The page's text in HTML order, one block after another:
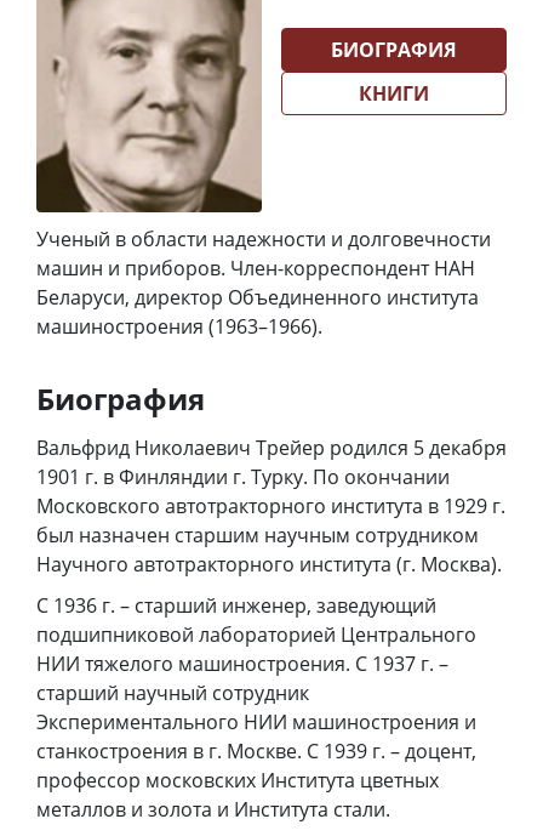
Ученый в области надежности и долговечности
машин и приборов. Член-корреспондент НАН
Беларуси, директор Объединенного института
машиностроения (1963–1966).
БИОГРАФИЯ
КНИГИ
Биография
Вальфрид Николаевич Трейер родился 5 декабря
1901 г. в Финляндии г. Турку. По окончании
Московского автотракторного института в 1929 г.
был назначен старшим научным сотрудником
Научного автотракторного института (г. Москва).
С 1936 г. – старший инженер, заведующий
подшипниковой лабораторией Центрального
НИИ тяжелого машиностроения. С 1937 г. –
старший научный сотрудник
Экспериментального НИИ машиностроения и
станкостроения в г. Москве. С 1939 г. – доцент,
профессор московских Института цветных
металлов и золота и Института стали.